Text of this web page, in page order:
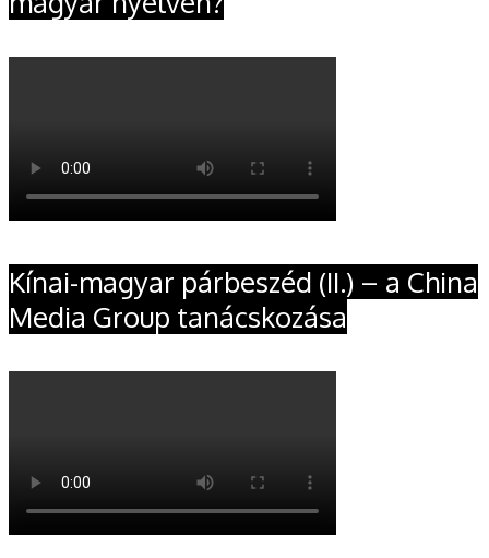
Kínai-magyar párbeszéd (II.) – a China
Media Group tanácskozása